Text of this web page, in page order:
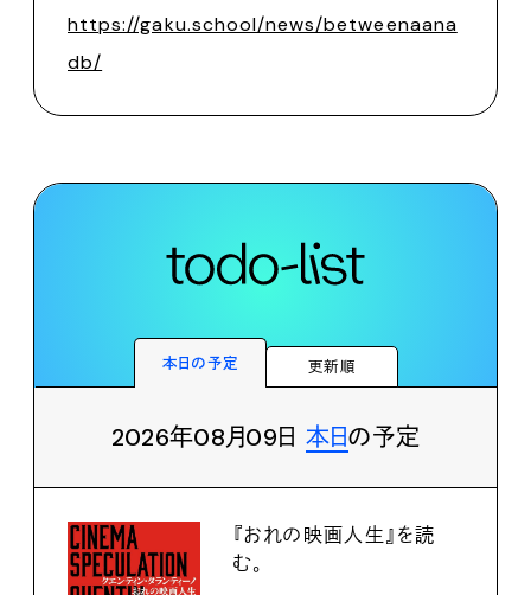
https://gaku.school/news/betweenaana
db/
本日の予定 更新順
2026年08月09日 本日の予定
『おれの映画人生』を読
む。